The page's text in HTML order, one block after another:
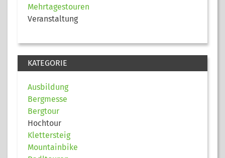
Mehrtagestouren
Veranstaltung
KATEGORIE
Ausbildung
Bergmesse
Bergtour
Hochtour
Klettersteig
Mountainbike